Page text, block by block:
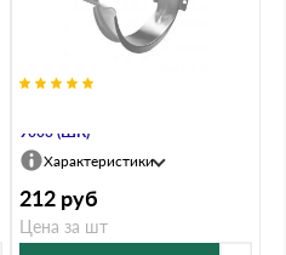
9003 (ШК)
Характеристики
212 руб
Цена за шт